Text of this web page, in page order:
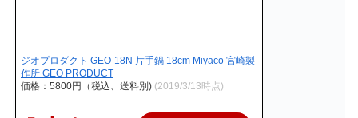
ジオプロダクト GEO-18N 片手鍋 18cm Miyaco 宮崎製
作所 GEO PRODUCT
価格：5800円（税込、送料別) (2019/3/13時点)